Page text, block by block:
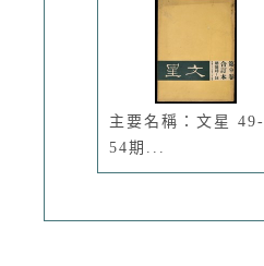
主要名稱：文星 49-
54期...